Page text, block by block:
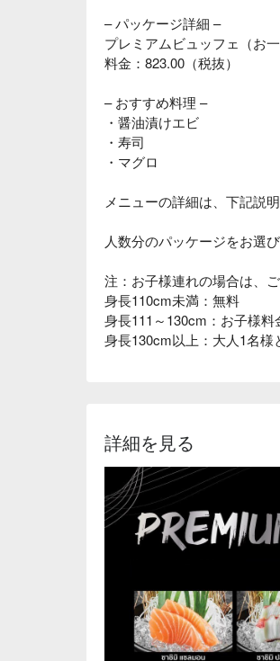
– パッケージ詳細 –
プレミアムビュッフェ（お
料金：823.00（税抜）
– おすすめ料理 –
・醤油漬けエビ
・寿司
・マグロ
メニューの詳細は、下記説
人数分のパッケージをお選び
注：お子様連れの場合は、
身長110cm未満：無料
身長111～130cm：お子様
身長130cm以上：大人1名様
詳細を見る